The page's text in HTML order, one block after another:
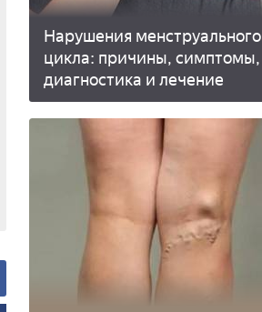
Нарушения менструального
цикла: причины, симптомы,
диагностика и лечение